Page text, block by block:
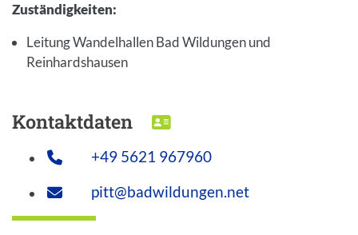
Kontaktdaten DOWNLOAD VCARD
+49 5621 967960
pitt@badwildungen.net
Zuständigkeiten:
Leitung Wandelhallen Bad Wildungen und
Reinhardshausen